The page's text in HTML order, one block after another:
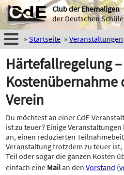
Club der Ehemaligen
der Deutschen
Startseite Veranstaltungen
Härtefallregelung –
Kostenübernahme
Verein
Du möchtest an einer CdE-
ist zu teuer? Einige
an, einen reduzierten
Veranstaltung trotzdem zu teuer
Teil oder sogar die ganzen Kosten
einfach eine Mailan den Vorstand (